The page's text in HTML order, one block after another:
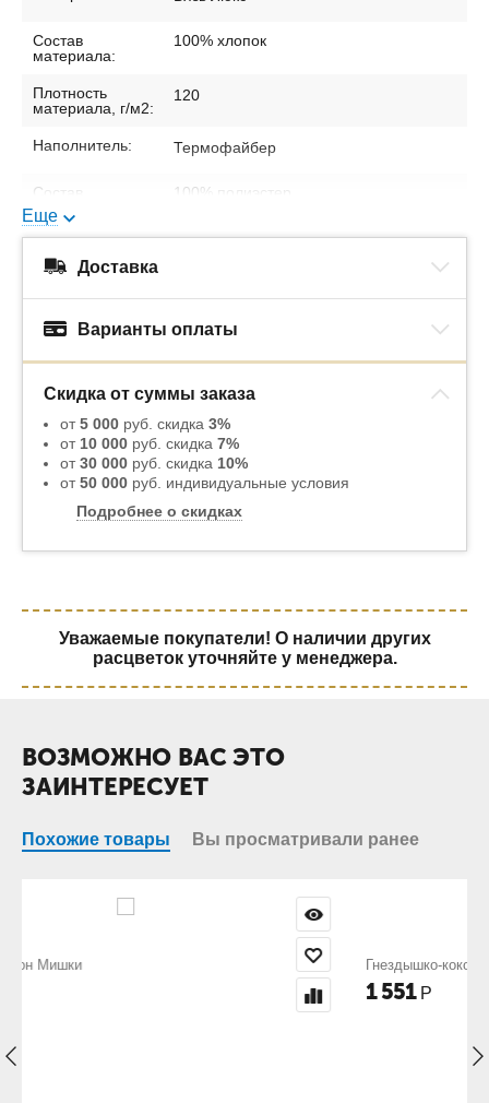
Состав
материала:
100% хлопок
Плотность
материала, г/м2:
120
Наполнитель: Термофайбер
Состав
100% полиэстер
Еще
Доставка
Варианты оплаты
Скидка от суммы заказа
от5 000 руб. скидка 3%
от 10 000 руб. скидка 7%
от30 000 руб. скидка 10%
от50 000 руб. индивидуальные условия
Подробнее о скидках
Уважаемые покупатели! О наличии других
расцветок уточняйте у менеджера.
ВОЗМОЖНО ВАС ЭТО
ЗАИНТЕРЕСУЕТ
Похожие товары Вы просматривали ранее